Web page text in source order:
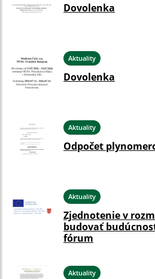
Dovolenka
Aktuality
Dovolenka
Aktuality
Odpočet
Aktuality
Zjednotenie v
budovať
fórum
Aktuality